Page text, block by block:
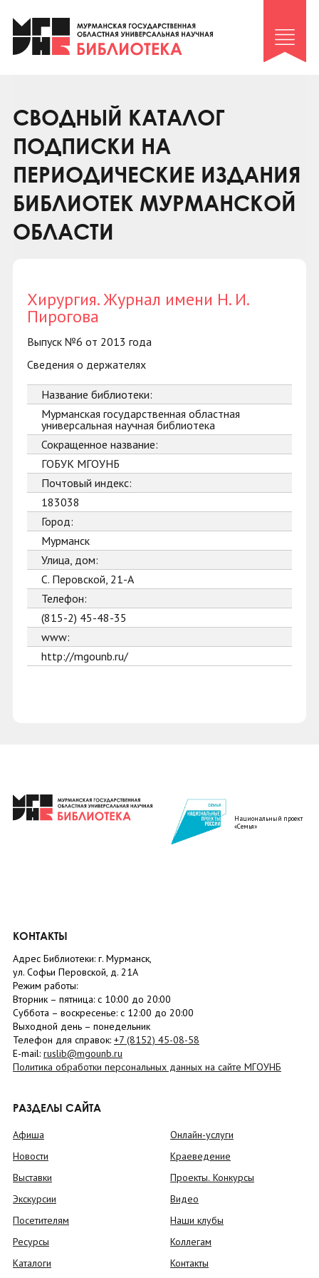
Клуб «Гиря и сельдерей»
Клуб «Семейный архив»
Коллегам
Контакты
СВОДНЫЙ КАТАЛОГ
ПОДПИСКИ НА
ПЕРИОДИЧЕСКИЕ ИЗДАНИЯ
БИБЛИОТЕК МУРМАНСКОЙ
ОБЛАСТИ
Хирургия. Журнал имени Н. И.
Пирогова
Выпуск №6 от 2013 года
Сведения о держателях
Название библиотеки:
Мурманская государственная областная
универсальная научная библиотека
Сокращенное название:
ГОБУК МГОУНБ
Почтовый индекс:
183038
Город:
Мурманск
Улица, дом:
С. Перовской, 21-А
Телефон:
(815-2) 45-48-35
www:
http://mgounb.ru/
Национальный проект
«Семья»
КОНТАКТЫ
Адрес Библиотеки: г. Мурманск,
ул. Софьи Перовской, д. 21А
Режим работы:
Вторник – пятница: с 10:00 до 20:00
Суббота – воскресенье: c 12:00 до 20:00
Выходной день – понедельник
Телефон для справок: +7 (8152) 45-08-58
E-mail: ruslib@mgounb.ru
Политика обработки персональных данных на сайте МГОУНБ
РАЗДЕЛЫ САЙТА
Афиша
Новости
Выставки
Экскурсии
Посетителям
Ресурсы
Каталоги
Онлайн-услуги
Краеведение
Проекты. Конкурсы
Видео
Наши клубы
Коллегам
Контакты